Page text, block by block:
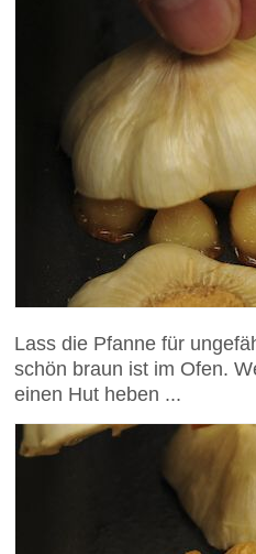
Lass die Pfanne für
schön braun ist im Ofen.
einen Hut heben ...